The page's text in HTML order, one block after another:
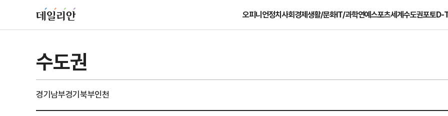
오피니언정치사회경제생활/문화IT/과학연예스포츠세계수도권포토D-
수도권
경기남부경기북부인천